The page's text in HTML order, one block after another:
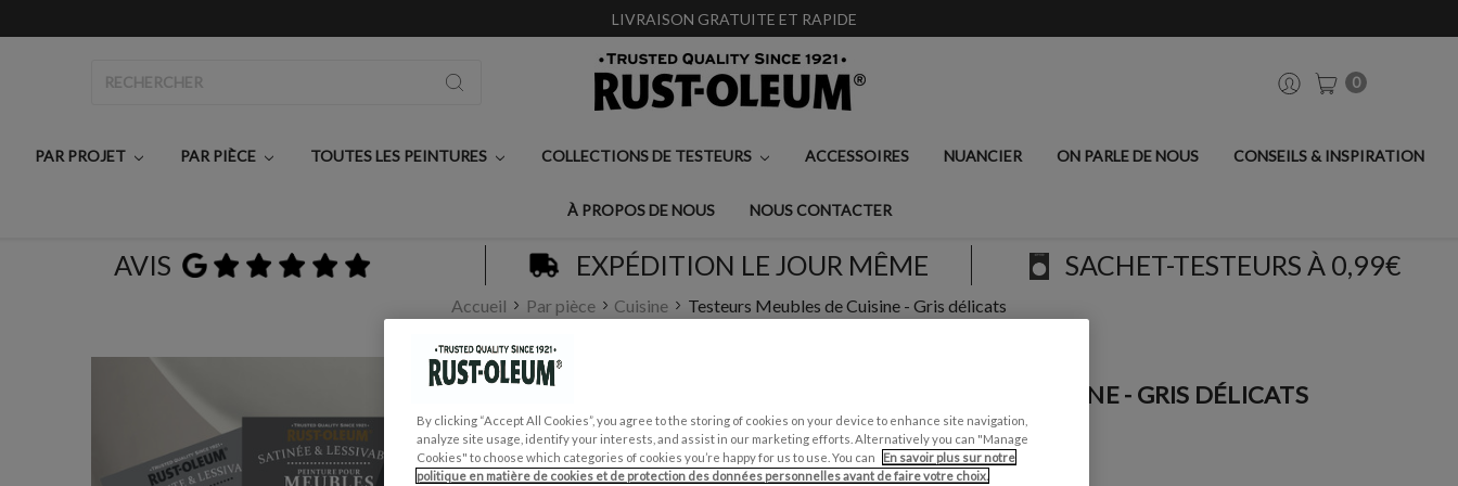
LIVRAISON GRATUITE ET RAPIDE
0
PAR PROJET PAR PIÈCE TOUTES LES PEINTURES COLLECTIONS DE TESTEURS ACCESSOIRES NUANCIER ON PARLE DE NOUS CONSEILS & INSPIRATION
À PROPOS DE NOUS NOUS CONTACTER
AVIS EXPÉDITION LE JOUR MÊME SACHET-TESTEURS À 0,99€
Accueil Par pièce Cuisine Testeurs Meubles de Cuisine - Gris délicats
TESTEURS MEUBLES DE CUISINE - GRIS DÉLICATS
€6,95
Écrire un avis
By clicking “Accept All Cookies”, you agree to the storing of cookies on your device to enhance site navigation,
analyze site usage, identify your interests, and assist in our marketing efforts. Alternatively you can "Manage
Cookies" to choose which categories of cookies you’re happy for us to use. You can
En savoir plus sur notre
politique en matière de cookies et de protection des données personnelles avant de faire votre choix.